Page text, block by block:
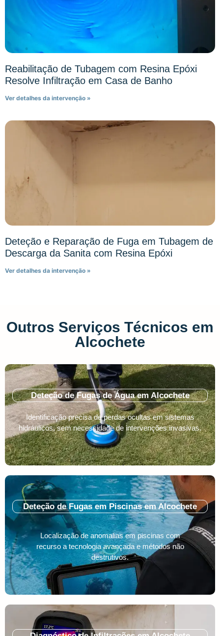
Reabilitação de Tubagem com Resina Epóxi
Resolve Infiltração em Casa de Banho
Ver detalhes da intervenção »
Deteção e Reparação de Fuga em Tubagem de
Descarga da Sanita com Resina Epóxi
Ver detalhes da intervenção »
Outros Serviços Técnicos em
Alcochete
Deteção de Fugas de Água em Alcochete
Identificação precisa de perdas ocultas em sistemas
hidráulicos, sem necessidade de intervenções invasivas.
Deteção de Fugas em Piscinas em Alcochete
Localização de anomalias em piscinas com
recurso a tecnologia avançada e métodos não
destrutivos.